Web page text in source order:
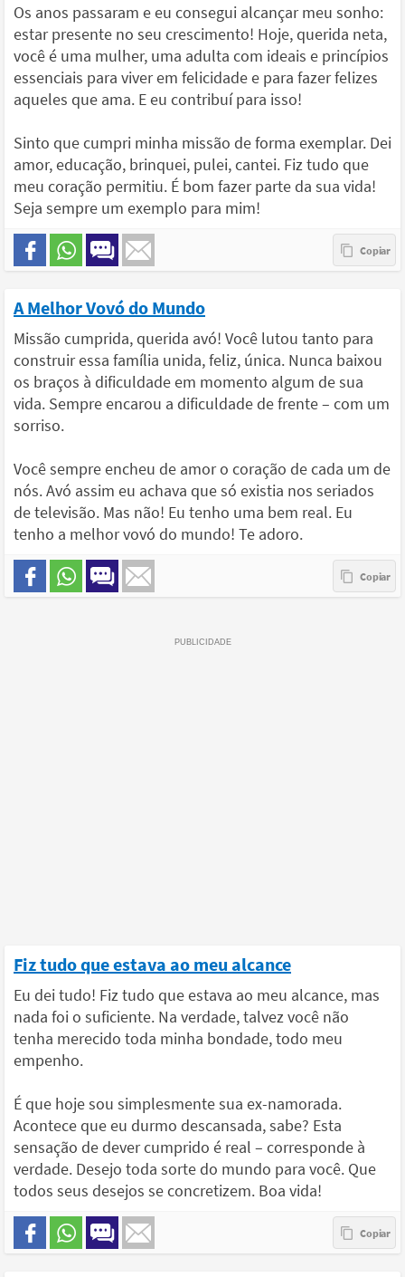
Os anos passaram e eu consegui alcançar meu sonho:
estar presente no seu crescimento! Hoje, querida neta,
você é uma mulher, uma adulta com ideais e princípios
essenciais para viver em felicidade e para fazer felizes
aqueles que ama. E eu contribuí para isso!
Sinto que cumpri minha missão de forma exemplar. Dei
amor, educação, brinquei, pulei, cantei. Fiz tudo que
meu coração permitiu. É bom fazer parte da sua vida!
Seja sempre um exemplo para mim!
A Melhor Vovó do Mundo
Missão cumprida, querida avó! Você lutou tanto para
construir essa família unida, feliz, única. Nunca baixou
os braços à dificuldade em momento algum de sua
vida. Sempre encarou a dificuldade de frente – com um
sorriso.
Você sempre encheu de amor o coração de cada um de
nós. Avó assim eu achava que só existia nos seriados
de televisão. Mas não! Eu tenho uma bem real. Eu
tenho a melhor vovó do mundo! Te adoro.
Fiz tudo que estava ao meu alcance
Eu dei tudo! Fiz tudo que estava ao meu alcance, mas
nada foi o suficiente. Na verdade, talvez você não
tenha merecido toda minha bondade, todo meu
empenho.
É que hoje sou simplesmente sua ex-namorada.
Acontece que eu durmo descansada, sabe? Esta
sensação de dever cumprido é real – corresponde à
verdade. Desejo toda sorte do mundo para você. Que
todos seus desejos se concretizem. Boa vida!